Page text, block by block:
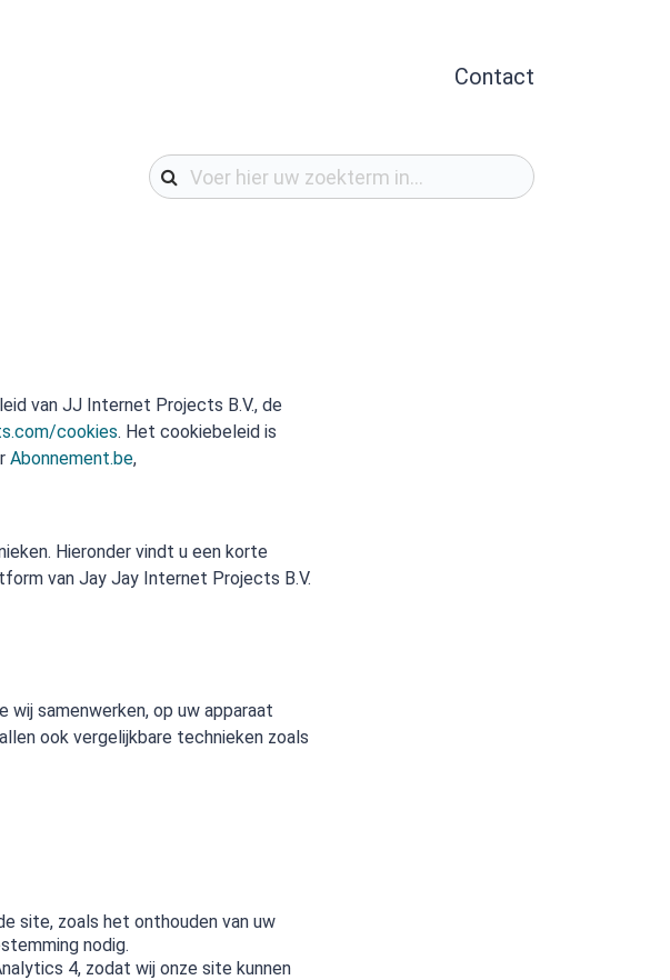
Contact
van JJ Internet Projects B.V., de
cookies. Het cookiebeleid is
Abonnement.be,
Hieronder vindt u een korte
van Jay Jay Internet Projects B.V.
samenwerken, op uw apparaat
ook vergelijkbare technieken zoals
site, zoals het onthouden van uw
nodig.
4, zodat wij onze site kunnen